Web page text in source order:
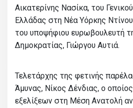
Αικατερίνης Νασίκα, του
Ελλάδας στη Νέα Υόρκης
του υποψήφιου ευρωβουλευτή
Δημοκρατίας, Γιώργου Αυτιά.
Τελετάρχης της φετινής
Άμυνας, Νίκος Δένδιας, ο
εξελίξεων στη Μέση Ανατολή